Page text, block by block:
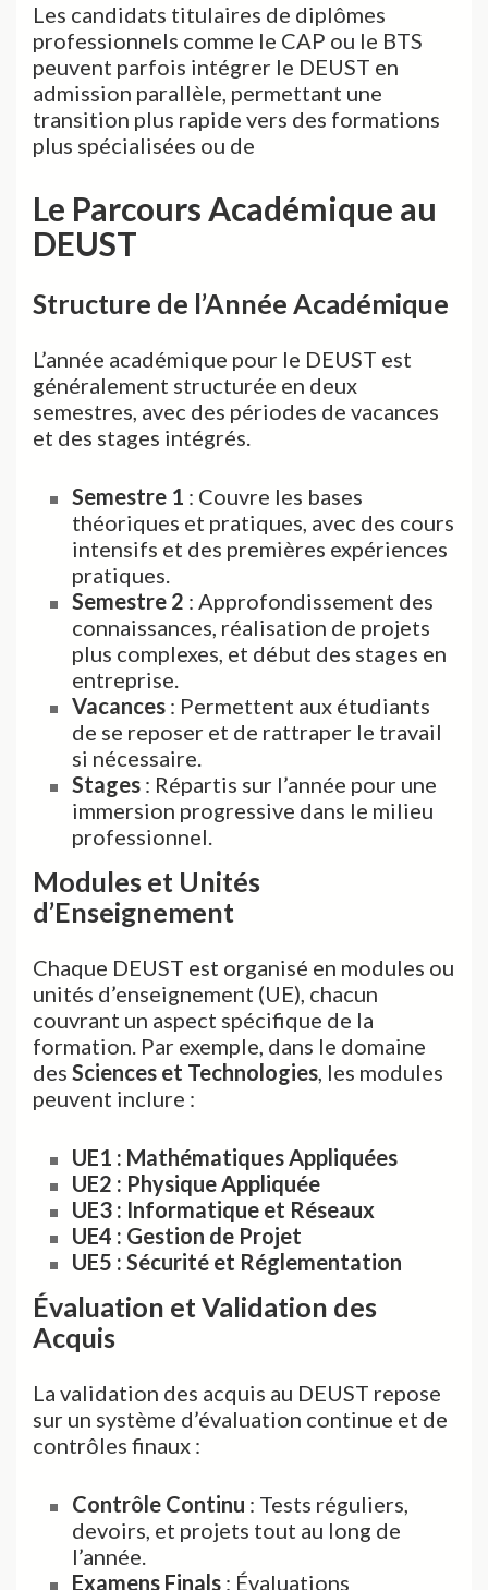
Les candidats titulaires de diplômes
professionnels comme le CAP ou le BTS
peuvent parfois intégrer le DEUST en
admission parallèle, permettant une
transition plus rapide vers des formations
plus spécialisées ou de
Le Parcours Académique au
DEUST
Structure de l’Année Académique
L’année académique pour le DEUST est
généralement structurée en deux
semestres, avec des périodes de vacances
et des stages intégrés.
Semestre 1 : Couvre les bases
théoriques et pratiques, avec des cours
intensifs et des premières expériences
pratiques.
Semestre 2 : Approfondissement des
connaissances, réalisation de projets
plus complexes, et début des stages en
entreprise.
Vacances : Permettent aux étudiants
de se reposer et de rattraper le travail
si nécessaire.
Stages : Répartis sur l’année pour une
immersion progressive dans le milieu
professionnel.
Modules et Unités
d’Enseignement
Chaque DEUST est organisé en modules ou
unités d’enseignement (UE), chacun
couvrant un aspect spécifique de la
formation. Par exemple, dans le domaine
des Sciences et Technologies, les modules
peuvent inclure :
UE1 : Mathématiques Appliquées
UE2 : Physique Appliquée
UE3 : Informatique et Réseaux
UE4 : Gestion de Projet
UE5 : Sécurité et Réglementation
Évaluation et Validation des
Acquis
La validation des acquis au DEUST repose
sur un système d’évaluation continue et de
contrôles finaux :
Contrôle Continu : Tests réguliers,
devoirs, et projets tout au long de
l’année.
Examens Finals : Évaluations